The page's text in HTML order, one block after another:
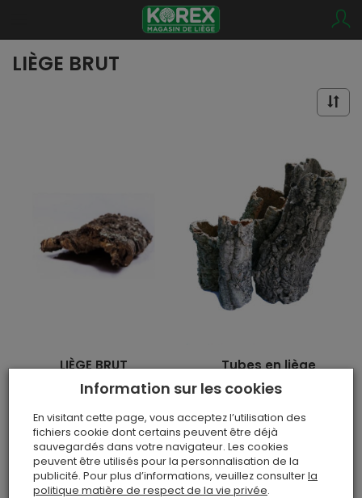
LIÈGE BRUT
LIÈGE BRUT
Disponible
Au panier
Tubes en liège
naturel
€12,50 / kg
Au panier
Information sur les cookies
En visitant cette page, vous acceptez l’utilisation des
fichiers cookie dont certains peuvent être déjà
sauvegardés dans votre navigateur. Les cookies
peuvent être utilisés pour la personnalisation de la
publicité. Pour plus d’informations, veuillez consulterla
politique matière de respect de la vie privée.